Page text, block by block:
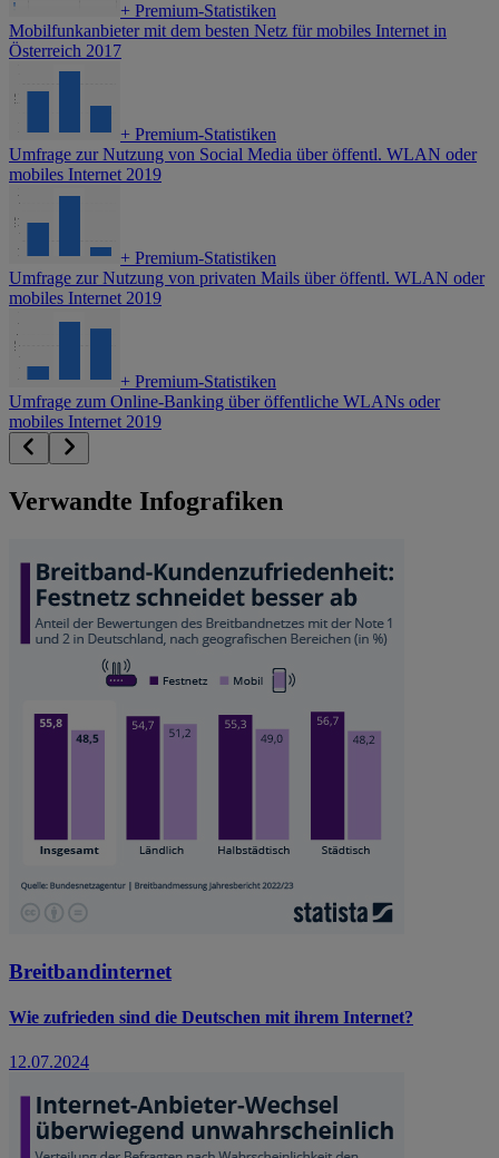
+ Premium-Statistiken
Mobilfunkanbieter mit dem besten Netz für mobiles Internet in
Österreich 2017
+ Premium-Statistiken
Umfrage zur Nutzung von Social Media über öffentl. WLAN oder
mobiles Internet 2019
+ Premium-Statistiken
Umfrage zur Nutzung von privaten Mails über öffentl. WLAN oder
mobiles Internet 2019
+ Premium-Statistiken
Umfrage zum Online-Banking über öffentliche WLANs oder
mobiles Internet 2019
Verwandte Infografiken
Breitbandinternet
Wie zufrieden sind die Deutschen mit ihrem Internet?
12.07.2024